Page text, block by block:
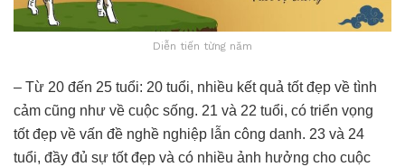
Diễn tiến từng năm
– Từ 20 đến 25 tuổi: 20 tuổi, nhiều kết quả tốt đẹp về tình
cảm cũng như về cuộc sống. 21 và 22 tuổi, có triển vọng
tốt đẹp về vấn đề nghề nghiệp lẫn công danh. 23 và 24
tuổi, đầy đủ sự tốt đẹp và có nhiều ảnh hưởng cho cuộc